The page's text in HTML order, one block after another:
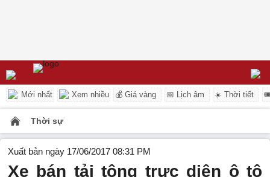
Mới nhất Xem nhiều 💰 Giá vàng 📅 Lịch âm ☀️ Thời tiết
Thời sự
Xuất bản ngày 17/06/2017 08:31 PM
Xe bán tải tông trực diện ô tô